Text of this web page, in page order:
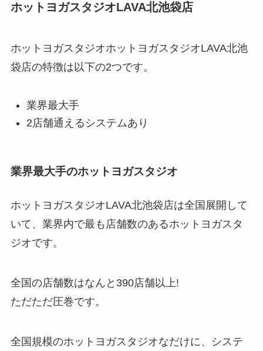
ホットヨガスタジオLAVA北池袋店
ホットヨガスタジオホットヨガスタジオLAVA北池
袋店の特徴は以下の2つです。
業界最大手
2店舗通えるシステムあり
業界最大手のホットヨガスタジオ
ホットヨガスタジオLAVA北池袋店は全国展開して
いて、業界内で最も店舗数のあるホットヨガスタ
ジオです。
全国の店舗数はなんと 390店舗以上!
ただただ圧巻です。
全国規模のホットヨガスタジオなだけに、システ